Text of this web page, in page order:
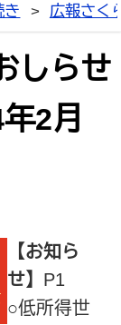
き > 広報さく
しらせ
2月
【お知ら
せ】 P1
○低所得世